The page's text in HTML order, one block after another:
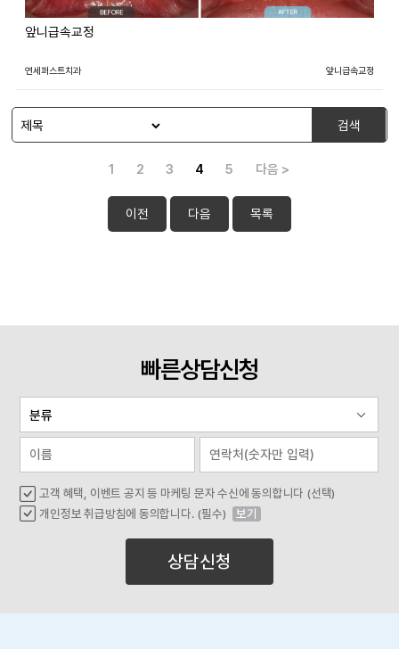
앞니급속교정
연세퍼스트치과 앞니급속교정
검색
1 2 3 4 5 다음 >
이전 다음 목록
빠른상담신청
고객 혜택, 이벤트 공지 등 마케팅 문자 수신에 동의합니다 (선택)
개인정보 취급방침에 동의합니다. (필수)
보기
상담신청